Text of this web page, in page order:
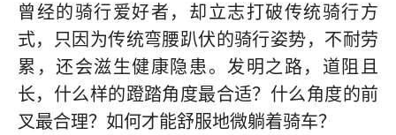
曾经的骑行爱好者，却立志打破传统骑行方
式，只因为传统弯腰趴伏的骑行姿势，不耐劳
累，还会滋生健康隐患。发明之路，道阻且
长，什么样的蹬踏角度最合适？什么角度的前
叉最合理？如何才能舒服地微躺着骑车？